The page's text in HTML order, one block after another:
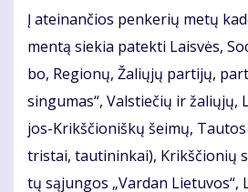
Į at­ei­nan­čios pen­ke­rių me­tų
men­tą sie­kia pa­tek­ti Lais­vės,
bo, Re­gio­nų, Ža­lių­jų par­ti­jų,
sin­gu­mas“, Vals­tie­čių ir
jos-Krikš­čio­niš­kų šei­mų,
tris­tai, tau­ti­nin­kai), Krikš­čio­nių
tų są­jun­gos „Var­dan Lie­tu­vos“,